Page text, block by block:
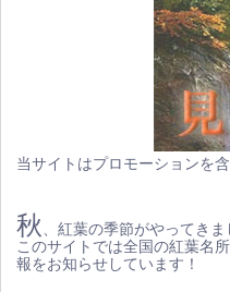
当サイトはプロモーションを
秋
、紅葉の季節がやってきま
このサイトでは全国の紅葉名
報をお知らせしています！